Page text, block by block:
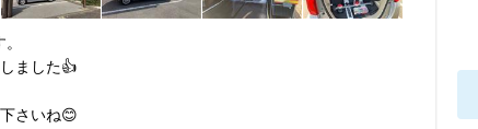
ました👍
さいね😊